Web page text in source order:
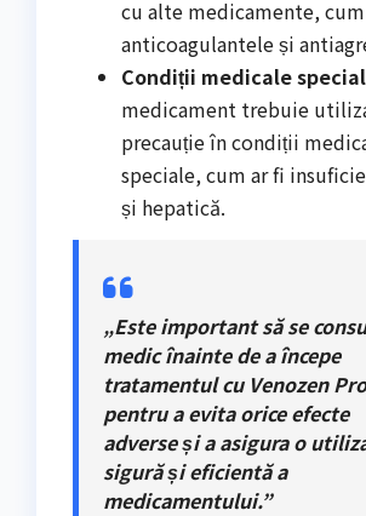
cu alte medicamente,
anticoagulantele și
Condiții medicale
medicament trebuie
precauție în condiții
speciale, cum ar fi
și hepatică.
„Este important să se
medic înainte de a începe
tratamentul cu Venozen
pentru a evita orice efecte
adverse și a asigura o
sigură și eficientă a
medicamentului.”